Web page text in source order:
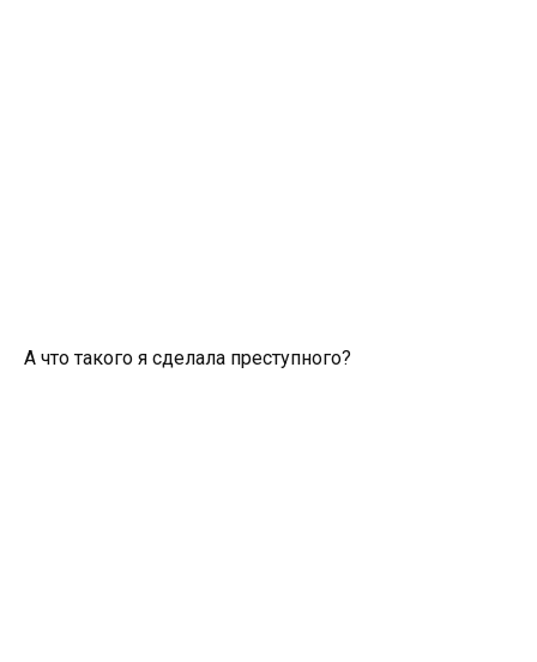
А что такого я сделала преступного?